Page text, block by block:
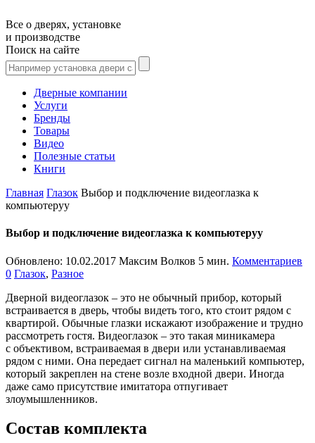
Все о дверях, установке
и производстве
Поиск на сайте
Дверные компании
Услуги
Бренды
Товары
Видео
Полезные статьи
Книги
Главная Глазок Выбор и подключение видеоглазка к
компьютеруу
Выбор и подключение видеоглазка к компьютеруу
Обновлено: 10.02.2017 Максим Волков 5 мин. Комментариев
0 Глазок, Разное
Дверной видеоглазок – это не обычный прибор, который
встраивается в дверь, чтобы видеть того, кто стоит рядом с
квартирой. Обычные глазки искажают изображение и трудно
рассмотреть гостя. Видеоглазок – это такая миникамера
с объективом, встраиваемая в двери или устанавливаемая
рядом с ними. Она передает сигнал на маленький компьютер,
который закреплен на стене возле входной двери. Иногда
даже само присутствие имитатора отпугивает
злоумышленников.
Состав комплекта